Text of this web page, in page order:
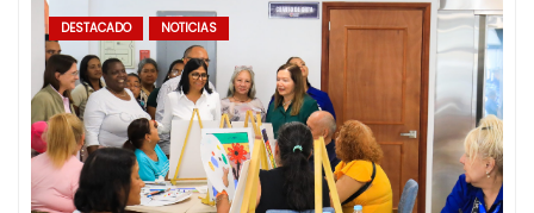
DESTACADO NOTICIAS